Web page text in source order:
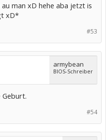
au man xD hehe aba jetzt is
xD*
#53
armybean
BIOS-Schreiber
Geburt.
#54